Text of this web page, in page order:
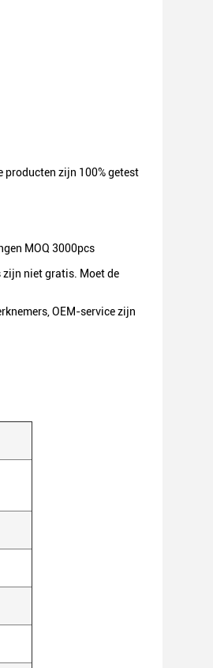
producten zijn 100% getest
MOQ 3000pcs
zijn niet gratis. Moet de
OEM-service zijn